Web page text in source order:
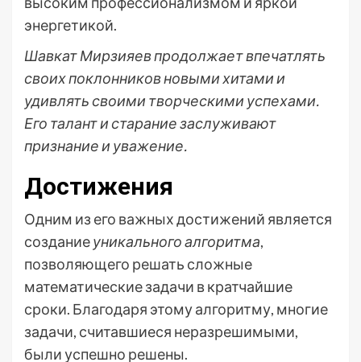
энергетикой.
Шавкат Мирзияев продолжает впечатлять
своих поклонников новыми хитами и
удивлять своими творческими успехами.
Его талант и старание заслуживают
признание и уважение.
Достижения
Одним из его важных достижений является
созданиеуникального алгоритма,
позволяющего решать сложные
математические задачи в кратчайшие
сроки. Благодаря этому алгоритму, многие
задачи, считавшиеся неразрешимыми,
были успешно решены.